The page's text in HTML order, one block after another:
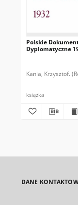
Polskie
Dyplomatyczne
Kania, Krzysztof.
książka
DANE